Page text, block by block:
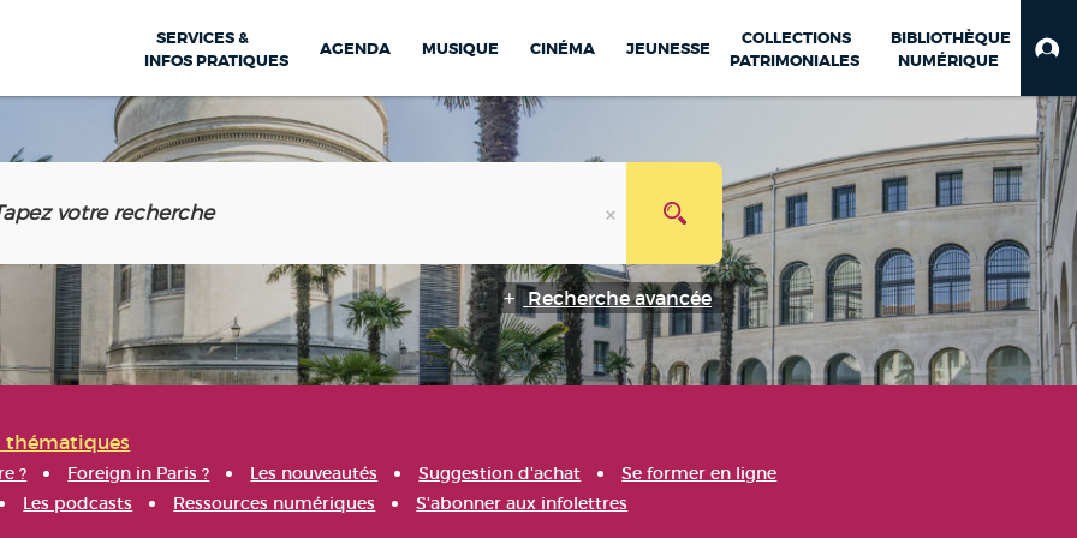
SERVICES &
INFOS PRATIQUES
AGENDA MUSIQUE CINÉMA JEUNESSE
COLLECTIONS
PATRIMONIALES
BIBLIOTHÈQUE
NUMÉRIQUE
Recherche avancée
thématiques
? Foreign in Paris ? Les nouveautés Suggestion d'achat
Se former en ligne
Les podcasts Ressources numériques S'abonner aux infolettres